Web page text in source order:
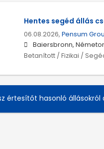
Hentes segéd állás
06.08.2026, Pensum
Baiersbronn,
Betanított / Fizikai /
értesítőt hasonló állásokról